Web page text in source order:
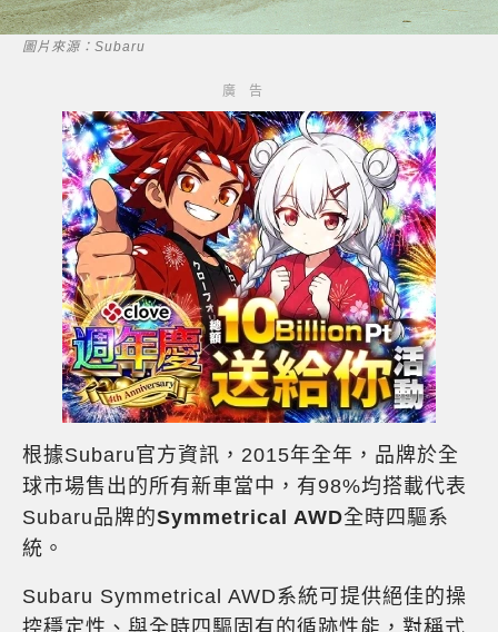
圖片來源：Subaru
根據Subaru官方資訊，2015年全年，品牌於全
球市場售出的所有新車當中，有98%均搭載代表
Subaru品牌的Symmetrical AWD全時四驅系
統。
Subaru Symmetrical AWD系統可提供絕佳的操
控穩定性、與全時四驅固有的循跡性能，對稱式